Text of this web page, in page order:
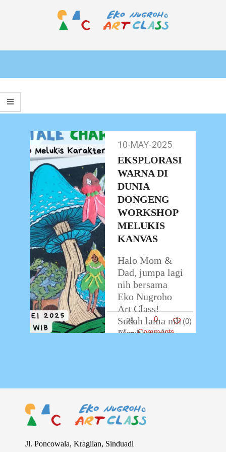
ART
CLASS
Primary
Menu
May-
2025
10-MAY-2025
EKSPLORASI
WARNA DI
DUNIA
DONGENG
WORKSHOP
MELUKIS
KANVAS
Halo Mom &
Dad, jumpa lagi
nih bersama
Eko Nugroho
Art Class!
Sudah lama nih
Eko Nugroho
26
0
Comments
(0)
Jl. Poncowala, Kragilan, Sinduadi